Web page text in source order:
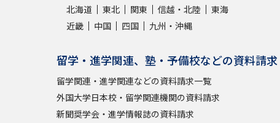
北海道
東北 関東 信越・北陸
東海
近畿
中国 四国 九州・沖縄
留学・進学関連、塾・予備校などの資料請求
留学関連・進学関連などの資料請求一覧
外国大学日本校・留学関連機関の資料請求
新聞奨学会・進学情報誌の資料請求